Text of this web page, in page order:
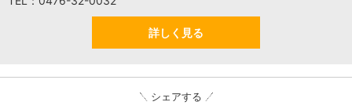
詳しく見る
シェアする